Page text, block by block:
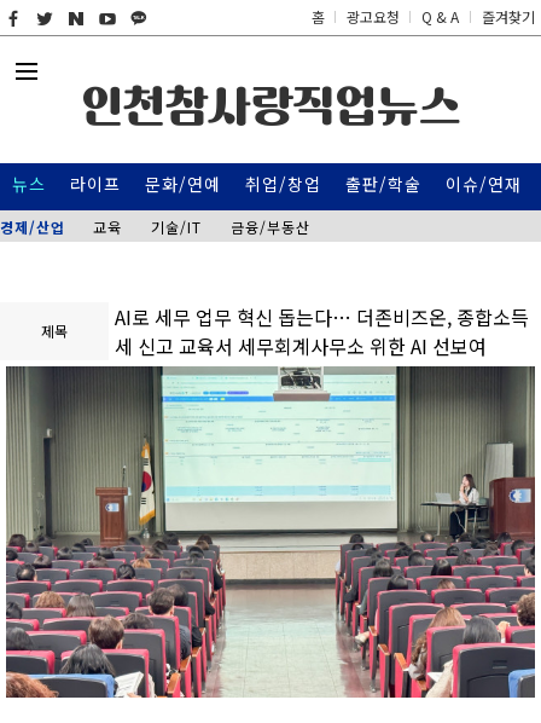
홈 광고요청 Q & A 즐겨찾기
인천참사랑직업뉴스
뉴스
경제/산업 교육 기술/IT 금융/부동산
라이프 문화/연예 취업/창업 출판/학술 이슈/연재
제목
AI로 세무 업무 혁신 돕는다… 더존비즈온, 종합소득
세 신고 교육서 세무회계사무소 위한 AI 선보여